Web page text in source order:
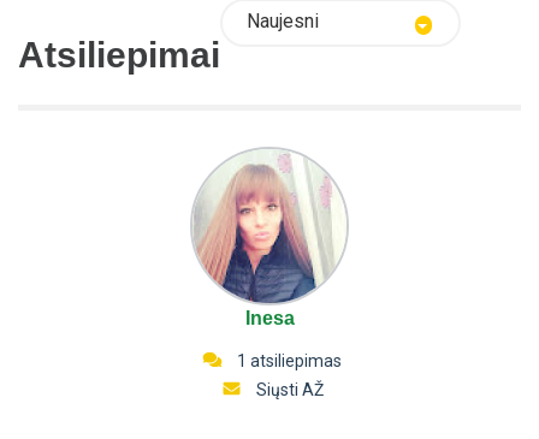
Atsiliepimai
Naujesni
Inesa
1 atsiliepimas
Siųsti AŽ